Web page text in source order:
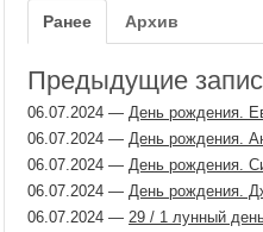
Ранее Архив
Предыдущие
06.07.2024 — День рождения.
06.07.2024 — День рождения.
06.07.2024 — День рождения.
06.07.2024 — День рождения.
06.07.2024 — 29 / 1 лунный